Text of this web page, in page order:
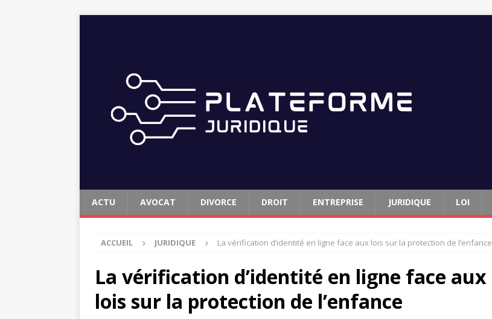
ACTU AVOCAT DIVORCE DROIT ENTREPRISE JURIDIQUE LOI
ACCUEIL JURIDIQUE La vérification d’identité en ligne face aux lois sur la protection de l’enfance
La vérification d’identité en ligne face aux
lois sur la protection de l’enfance